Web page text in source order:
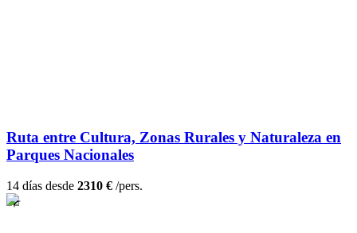
Ruta entre Cultura, Zonas Rurales y Naturaleza en
Parques Nacionales
14 días desde 2310 € /pers.